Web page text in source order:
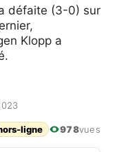
défaite (3-0) sur
Klopp a
ligne 978vues